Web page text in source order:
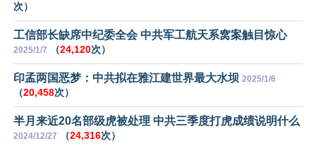
次）
工信部长缺席中纪委全会 中共军工航天系窝案触目惊心
2025/1/7 （24,120次）
印孟两国恶梦：中共拟在雅江建世界最大水坝 2025/1/6
（20,458次）
半月来近20名部级虎被处理 中共三季度打虎成绩说明什么
2024/12/27 （24,316次）